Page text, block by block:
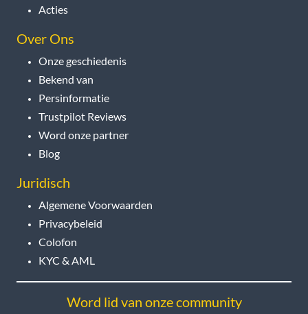
Acties
Over Ons
Onze geschiedenis
Bekend van
Persinformatie
Trustpilot Reviews
Word onze partner
Blog
Juridisch
Algemene Voorwaarden
Privacybeleid
Colofon
KYC & AML
Word lid van onze community